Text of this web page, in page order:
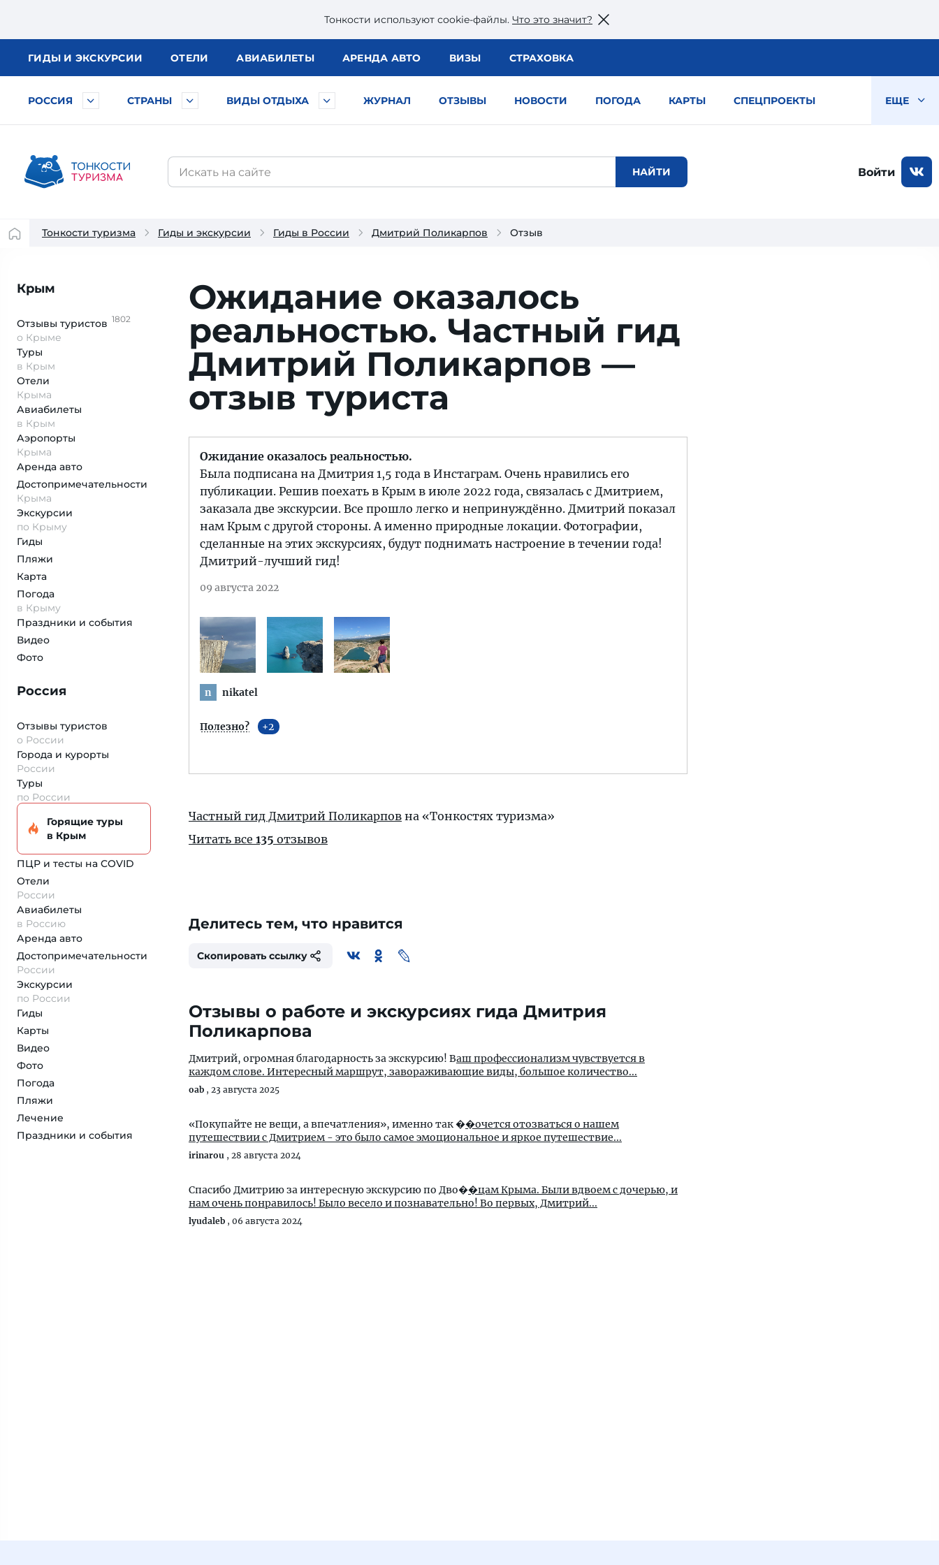
Тонкости используют сookie-файлы. Что это значит?
ГИДЫ И ЭКСКУРСИИ ОТЕЛИ АВИАБИЛЕТЫ АРЕНДА АВТО ВИЗЫ СТРАХОВКА
РОССИЯ СТРАНЫ ВИДЫ ОТДЫХА ЖУРНАЛ ОТЗЫВЫ НОВОСТИ ПОГОДА КАРТЫ СПЕЦПРОЕКТЫ ЕЩЕ
Войти
Тонкости туризма Гиды и экскурсии Гиды в России Дмитрий Поликарпов Отзыв
Крым
Отзывы туристов 1802
о Крыме
Туры
в Крым
Отели
Крыма
Авиабилеты
в Крым
Аэропорты
Крыма
Аренда авто
Достопримеча­тельности
Крыма
Экскурсии
по Крыму
Гиды
Пляжи
Карта
Погода
в Крыму
Праздники и события
Видео
Фото
Россия
Отзывы туристов
о России
Города и курорты
России
Туры
по России
Горящие туры
в Крым
ПЦР и тесты на COVID
Отели
России
Авиабилеты
в Россию
Аренда авто
Достопримеча­тельности
России
Экскурсии
по России
Гиды
Карты
Видео
Фото
Погода
Пляжи
Лечение
Праздники и события
Ожидание оказалось
реальностью. Частный гид
Дмитрий Поликарпов —
отзыв туриста
Ожидание оказалось реальностью.
Была подписана на Дмитрия 1,5 года в Инстаграм. Очень нравились его
публикации. Решив поехать в Крым в июле 2022 года, связалась с Дмитрием,
заказала две экскурсии. Все прошло легко и непринуждённо. Дмитрий показал
нам Крым с другой стороны. А именно природные локации. Фотографии,
сделанные на этих экскурсиях, будут поднимать настроение в течении года!
Дмитрий-лучший гид!
09 августа 2022
n nikatel
Полезно? 2
Частный гид Дмитрий Поликарпов на «Тонкостях туризма»
Читать все 135 отзывов
Делитесь тем, что нравится
Скопировать ссылку
Отзывы о работе и экскурсиях гида Дмитрия
Поликарпова
Дмитрий, огромная благодарность за экскурсию! Ваш профессионализм чувствуется в
каждом слове. Интересный маршрут, завораживающие виды, большое количество...
oab , 23 августа 2025
«Покупайте не вещи, а впечатления», именно так ��очется отозваться о нашем
путешествии с Дмитрием - это было самое эмоциональное и яркое путешествие...
irinarou , 28 августа 2024
Спасибо Дмитрию за интересную экскурсию по Дво��цам Крыма. Были вдвоем с дочерью, и
нам очень понравилось! Было весело и познавательно! Во первых, Дмитрий...
lyudaleb , 06 августа 2024